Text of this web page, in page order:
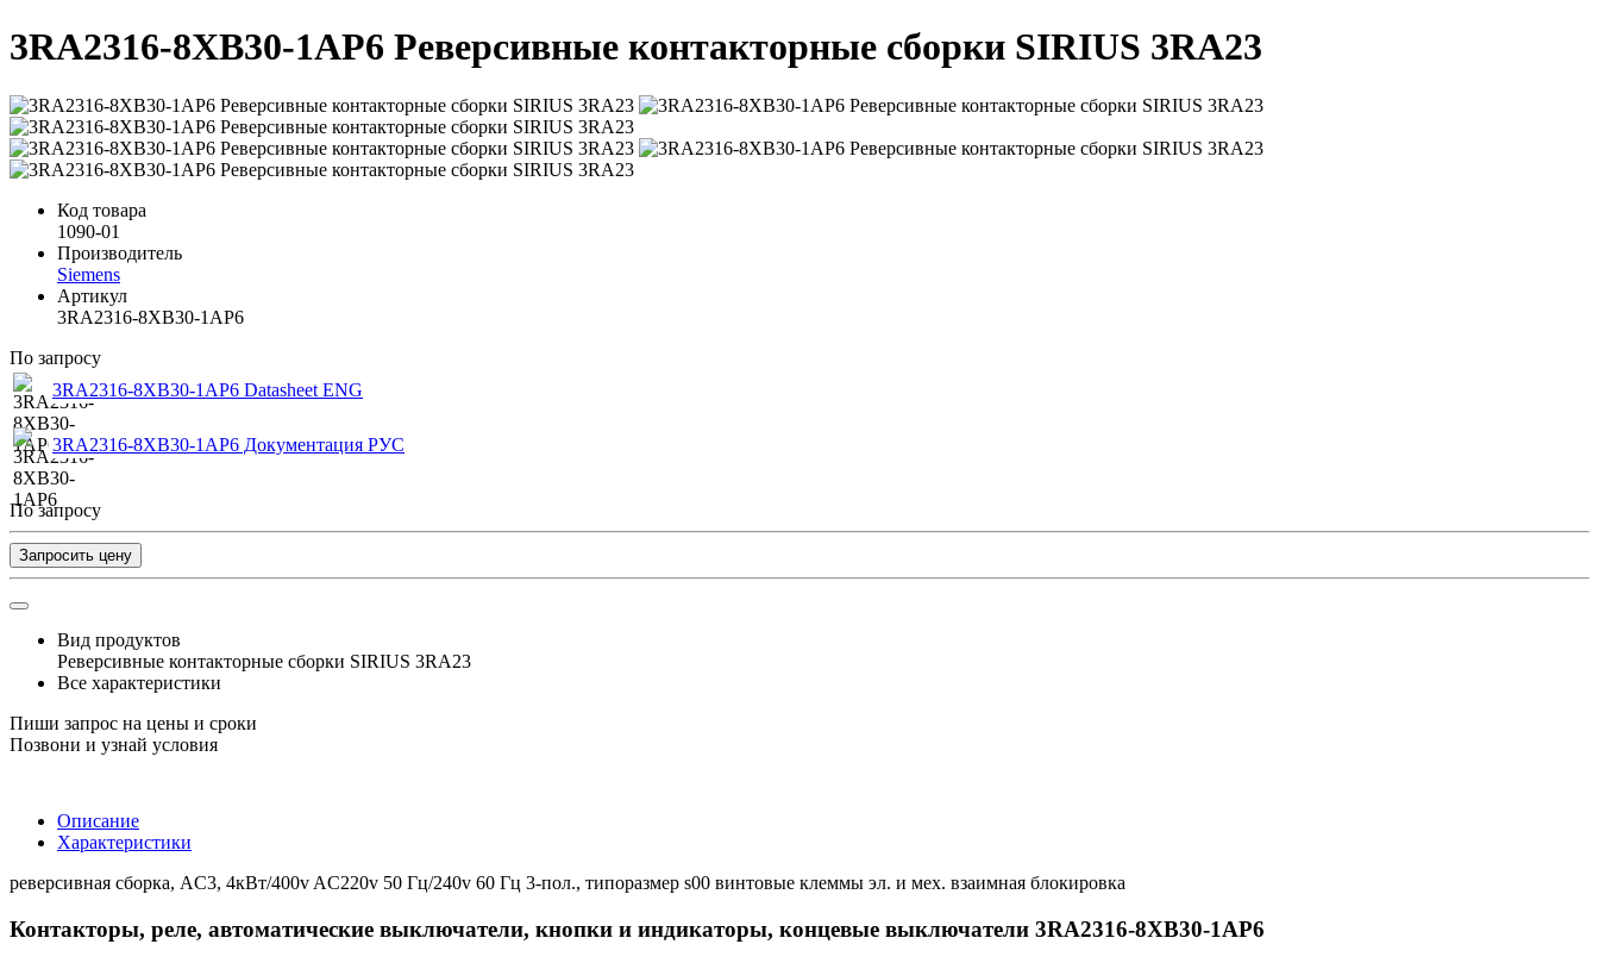
3RA2316-8XB30-1AP6 Реверсивные контакторные сборки SIRIUS 3RA23
Код товара
1090-01
Производитель
Siemens
Артикул
3RA2316-8XB30-1AP6
По запросу
3RA2316-8XB30-1AP6 Datasheet ENG
3RA2316-8XB30-1AP6 Документация РУС
По запросу
Запросить цену
Вид продуктов
Реверсивные контакторные сборки SIRIUS 3RA23
Все характеристики
Пиши запрос на цены и сроки
Позвони и узнай условия
Описание
Характеристики
реверсивная сборка, AC3, 4кВт/400v AC220v 50 Гц/240v 60 Гц 3-пол., типоразмер s00 винтовые клеммы эл. и мех. взаимная блокировка
Контакторы, реле, автоматические выключатели, кнопки и индикаторы, концевые выключатели 3RA2316-8XB30-1AP6